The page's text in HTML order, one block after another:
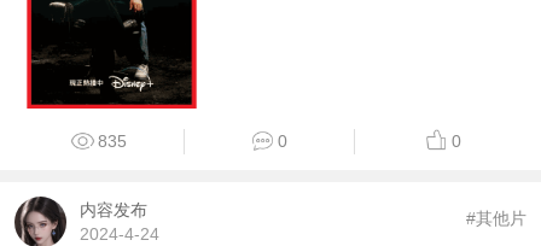
835 0 0
内容发布
2024-4-24
#其他片